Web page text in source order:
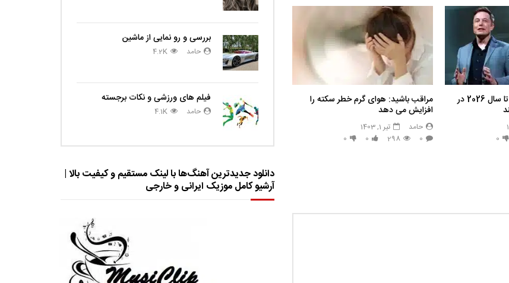
ایلان ماسک قصد دارد تا سال 2026 در
0
مراقب باشید: هوای گرم خطر سکته را
افزایش می دهد
حامد
تیر 1, 1403
0
298
0
0
بررسی و رو نمایی از ماشین
حامد 4.2K
فیلم های ورزشی و نکات برجسته
حامد 4.1K
دانلود جدیدترین آهنگ‌ها با لینک مستقیم و کیفیت بالا |
آرشیو کامل موزیک ایرانی و خارجی